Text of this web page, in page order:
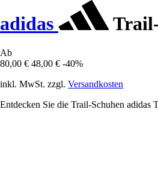
adidas
Ab
80,00 € 48,00 € -40%
inkl. MwSt. zzgl. Versandkosten
Entdecken Sie die Trail-Schuhen adidas